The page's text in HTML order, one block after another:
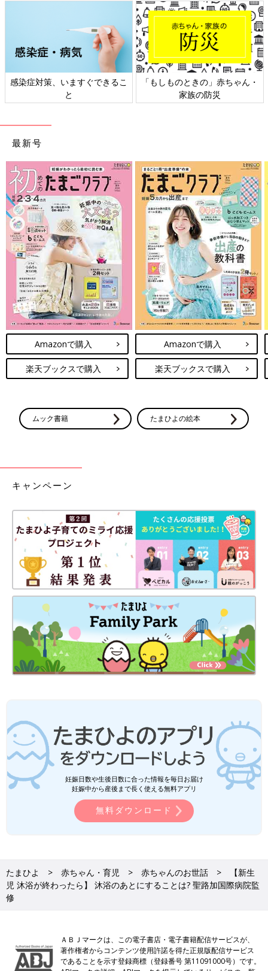
日本外来小児科学会リーフレッ
ト検討会
六星占術 細木かおりさんの人生
相談
最新号
Amazonで購入
楽天ブックスで購入
Amazonで購入
楽天ブックスで購入
ムック書籍 たまひよの絵本
キャンペーン
妊娠日数や生後日数に合った情報を毎日お届け
妊娠中から産後まで長く使える無料アプリ
無料ダウンロード
たまひよ 赤ちゃん・育児 赤ちゃんのお世話
【新生
児 沐浴が終わったら】 沐浴のあとにすることは? 聖路加国際病院監
修
ＡＢＪマークは、この電子書店・電子書籍配信サービスが、
著作権者からコンテンツ使用許諾を得た正規版配信サービス
であることを示す登録商標（登録番号 第11091000号）です。